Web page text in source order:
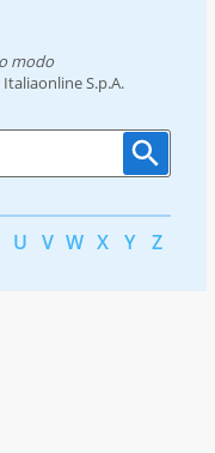
modo
S.p.A.
U V W X Y Z